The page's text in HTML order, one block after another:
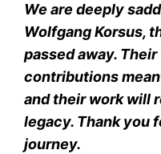
We are deeply
Wolfgang Korsus,
passed away.
contributions
and their work will
legacy. Thank you
journey.